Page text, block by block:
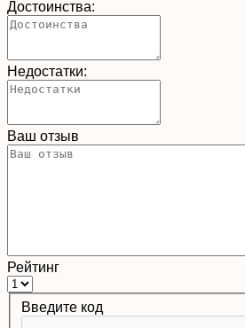
Достоинства:
Недостатки:
Ваш отзыв
Рейтинг
Введите код